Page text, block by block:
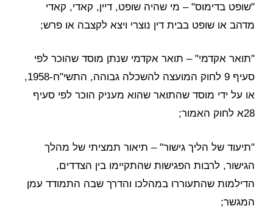
"שופט בדימוס" – מי שהיה שופט, דיין, קאדי, קאדי
מדהב או שופט בבית דין נוצרי ויצא לקצבה או פרש;
"תואר אקדמי" – תואר אקדמי שנתן מוסד שהוכר לפי
סעיף 9 לחוק המועצה להשכלה גבוהה, התשי"ח-1958,
או על ידי מוסד שהתואר שהוא מעניק הוכר לפי סעיף
28א לחוק האמור;
"תיעוד של הליך גישור" – תיאור תמציתי של מהלך
הגישור, לרבות הפגישות שהתקיימו בין הצדדים,
הדילמות שהתעוררו במהלכו והדרך שבה התמודד עמן
המגשר;